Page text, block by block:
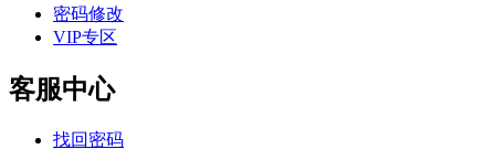
密码修改
VIP专区
客服中心
找回密码